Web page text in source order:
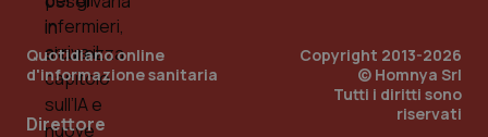
Quotidiano online
d'informazione sanitaria
Direttore
Copyright 2013-2026
© Homnya Srl
Tutti i diritti sono
riservati